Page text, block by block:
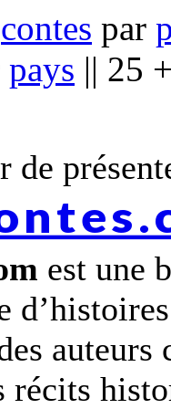
contes par
pays || 25
de
est une